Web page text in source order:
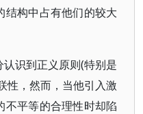
结构中占有他们的较大
识到正义原则(特别是
性，然而，当他引入激
不平等的合理性时却陷